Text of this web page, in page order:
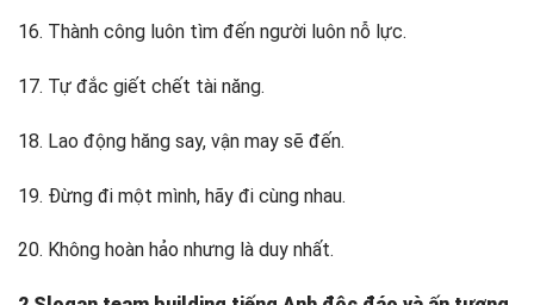
16. Thành công luôn tìm đến người luôn nỗ lực.
17. Tự đắc giết chết tài năng.
18. Lao động hăng say, vận may sẽ đến.
19. Đừng đi một mình, hãy đi cùng nhau.
20. Không hoàn hảo nhưng là duy nhất.